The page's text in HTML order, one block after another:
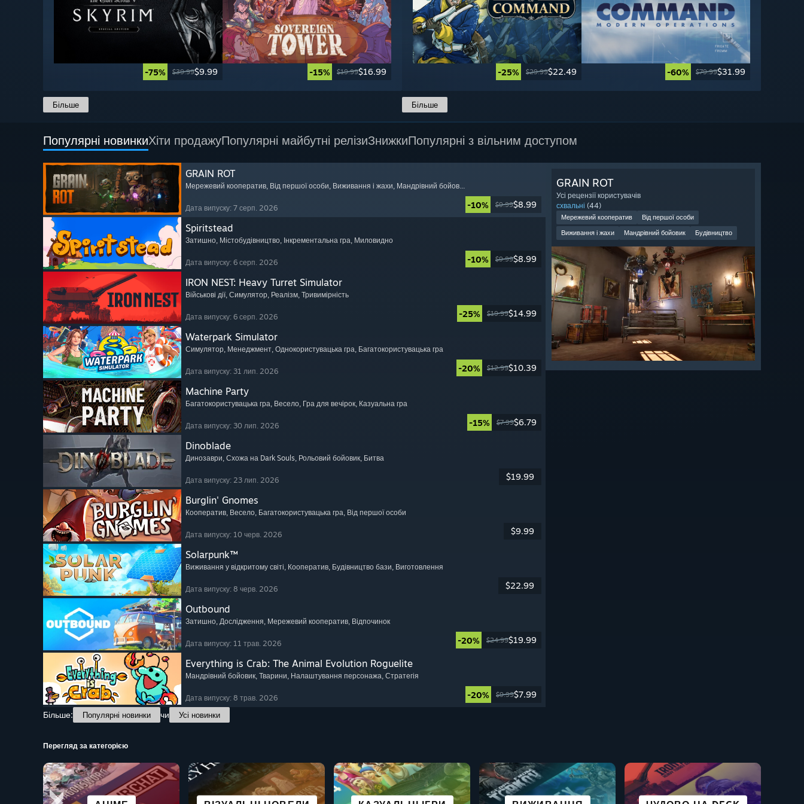
-75% $39.99$9.99 -15% $19.99$16.99
Більше
-25% $29.99$22.49 -60% $79.99$31.99
Більше
Популярні новинкиХіти продажуПопулярні майбутні релізиЗнижкиПопулярні з вільним доступом
GRAIN ROT
Мережевий кооператив, Від першої особи, Виживання і жахи, Мандрівний бойовик
Дата випуску: 7 серп. 2026 -10% $9.99$8.99
Spiritstead
Затишно, Містобудівництво, Інкрементальна гра, Миловидно
Дата випуску: 6 серп. 2026 -10% $9.99$8.99
IRON NEST: Heavy Turret Simulator
Військові дії, Симулятор, Реалізм, Тривимірність
Дата випуску: 6 серп. 2026 -25% $19.99$14.99
Waterpark Simulator
Симулятор, Менеджмент, Однокористувацька гра, Багатокористувацька гра
Дата випуску: 31 лип. 2026 -20% $12.99$10.39
Machine Party
Багатокористувацька гра, Весело, Гра для вечірок, Казуальна гра
Дата випуску: 30 лип. 2026 -15% $7.99$6.79
Dinoblade
Динозаври, Схожа на Dark Souls, Рольовий бойовик, Битва
Дата випуску: 23 лип. 2026 $19.99
Burglin' Gnomes
Кооператив, Весело, Багатокористувацька гра, Від першої особи
Дата випуску: 10 черв. 2026 $9.99
Solarpunk™
Виживання у відкритому світі, Кооператив, Будівництво бази, Виготовлення
Дата випуску: 8 черв. 2026 $22.99
Outbound
Затишно, Дослідження, Мережевий кооператив, Відпочинок
Дата випуску: 11 трав. 2026 -20% $24.99$19.99
Everything is Crab: The Animal Evolution Roguelite
Мандрівний бойовик, Тварини, Налаштування персонажа, Стратегія
Дата випуску: 8 трав. 2026 -20% $9.99$7.99
Більше:
Популярні новинки чи Усі новинки
GRAIN ROT
Усі рецензії користувачів
схвальні (44)
Мережевий кооператив
Від першої особи
Виживання і жахи
Мандрівний бойовик Будівництво
Перегляд за категорією
МІСТОБУДІВЕЛЬНІ
НАУКОВА